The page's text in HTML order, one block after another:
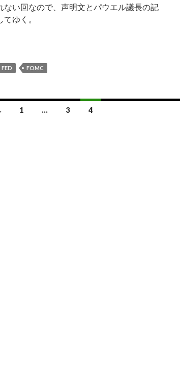
ない回なので、声明文とパウエル議長の記
ゆく。
合結果: 9月の利下げ示唆などパウエル議長の発
FED FOMC
1 … 3 4